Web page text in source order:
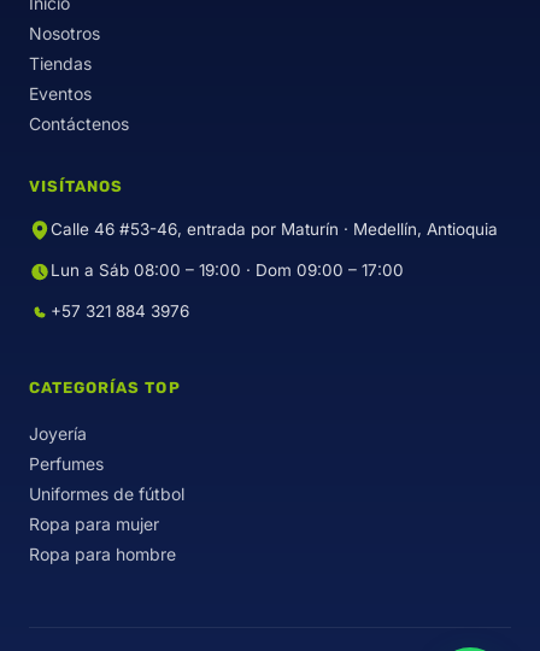
Nosotros
Tiendas
Eventos
Contáctenos
VISÍTANOS
Calle 46 #53-46, entrada por Maturín · Medellín, Antioquia
Lun a Sáb 08:00 – 19:00 · Dom 09:00 – 17:00
+57 321 884 3976
CATEGORÍAS TOP
Joyería
Perfumes
Uniformes de fútbol
Ropa para mujer
Ropa para hombre